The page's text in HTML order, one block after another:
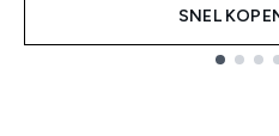
SNEL